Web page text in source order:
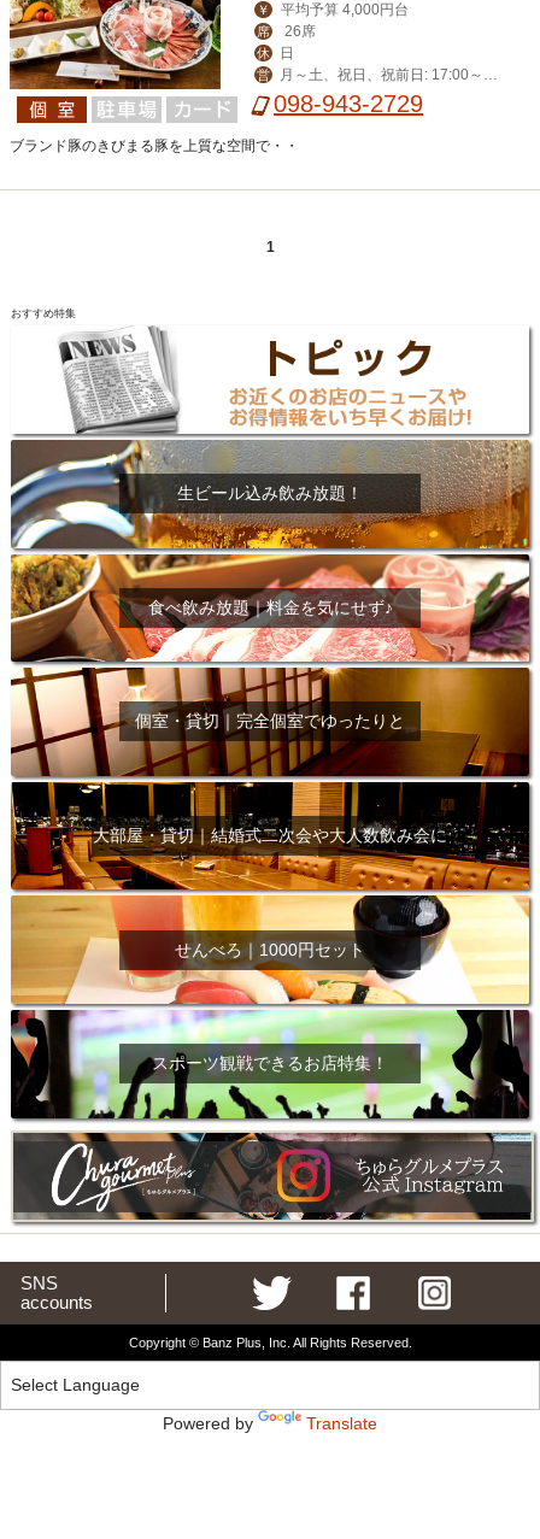
￥ 平均予算 4,000円台
席 26席
休 日
営
月～土、祝日、祝前日: 17:00～2
3:00 （料理L.O. 22:00 ドリンクL.O. 2
098-943-2729
ブランド豚のきびまる豚を上質な空間で・・
1
おすすめ特集
生ビール込み飲み放題！
食べ飲み放題｜料金を気にせず♪
個室・貸切｜完全個室でゆったりと
大部屋・貸切｜結婚式二次会や大人数飲み会に
せんべろ｜1000円セット
スポーツ観戦できるお店特集！
SNS
accounts
Copyright © Banz Plus, Inc. All Rights Reserved.
Powered by Translate